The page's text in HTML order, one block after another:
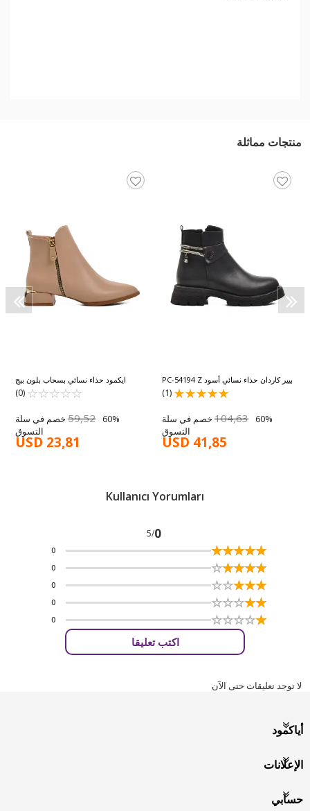
منتجات مماثلة
بيير كاردان حذاء نسائي أسود PC-54194 Z
☆
☆
☆
☆
☆ ★
★
★
★
★
(1)
104,63 60% خصم في سلة
التسوق
USD 41,85
ايكمود حذاء نسائي بسحاب بلون بيج
248036 Z
☆
☆
☆
☆
☆ ★
★
★
★
★
(0)
59,52 60% خصم في سلة
التسوق
USD 23,81
Kullanıcı Yorumları
0
/5
☆
☆
☆
☆
☆ ★
★
★
★
★
0
☆
☆
☆
☆
☆ ★
★
★
★
★
0
☆
☆
☆
☆
☆ ★
★
★
★
★
0
☆
☆
☆
☆
☆ ★
★
★
★
★
0
☆
☆
☆
☆
☆ ★
★
★
★
★
0
اكتب تعليقا
لا توجد تعليقات حتى الآن
أياكمود
الإعلانات
حسابي